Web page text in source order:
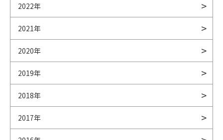
2022年
2021年
2020年
2019年
2018年
2017年